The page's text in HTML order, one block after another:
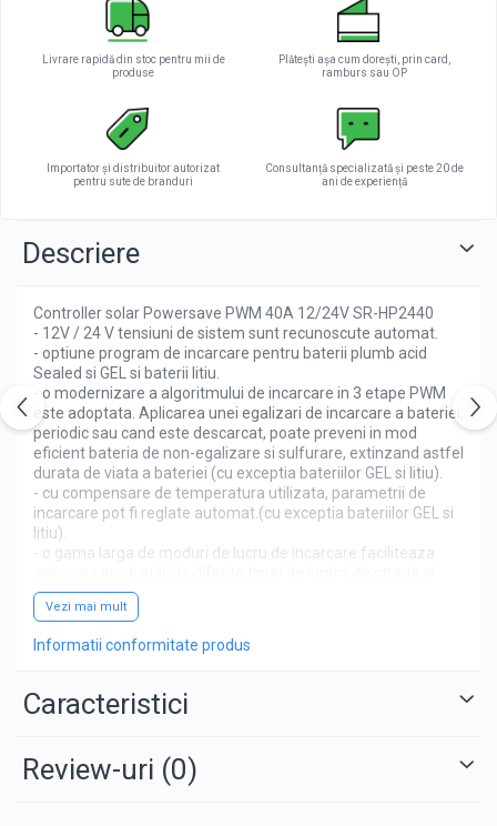
Deep Cycle - Tractiune/Semi-
Marine & Caravan
Pachete acumulatori VRLA
Redresoare, incarcatoare si testere
Redresoare auto, moto, barci si
stationare
Surse UPS
UPS pentru centrale termice si
sisteme de urgenta - acumulator
extern
UPS Calculatoare si Servere
UPS Trifazat
PDUs unitati de distributie a
Acumulatori UPS
Accesorii
Livrare rapidă din stoc pentru mii de
produse
Plătești așa cum dorești, prin card,
ramburs sau OP
Importator și distribuitor autorizat
pentru sute de branduri
Consultanță specializată și peste 20 de
ani de experiență
Descriere
Controller solar Powersave PWM 40A 12/24V SR-HP2440
- 12V / 24 V tensiuni de sistem sunt recunoscute automat.
- optiune program de incarcare pentru baterii plumb acid
Sealed si GEL si baterii litiu.
- o modernizare a algoritmului de incarcare in 3 etape PWM
este adoptata. Aplicarea unei egalizari de incarcare a bateriei,
periodic sau cand este descarcat, poate preveni in mod
eficient bateria de non-egalizare si sulfurare, extinzand astfel
durata de viata a bateriei (cu exceptia bateriilor GEL si litiu).
- cu compensare de temperatura utilizata, parametrii de
incarcare pot fi reglate automat.(cu exceptia bateriilor GEL si
litiu).
- o gama larga de moduri de lucru de incarcare faciliteaza
dispozitive de monitorizare.
- produsul ofera protectie la supra-incarcare, supra-
- datorita unei metode avansate de pornire de sarcina,
- o serie de setari ale parametrilor si functie de economisire
cu intrerupere a alimentarii sunt disponibile, astfel incat nu
- ecran LCD si o interfata om-masina cu 2 chei.
- design-ul usor de utilizat al browser-ului si interfetele
Vezi mai mult
Informatii conformitate produs
Caracteristici
Review-uri (0)